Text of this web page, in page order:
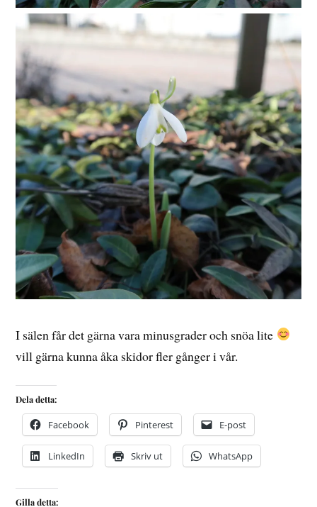
I sälen får det gärna vara minusgrader och snöa lite
vill gärna kunna åka skidor fler gånger i vår.
Dela detta:
Facebook Pinterest E-post
LinkedIn Skriv ut WhatsApp
Gilla detta: